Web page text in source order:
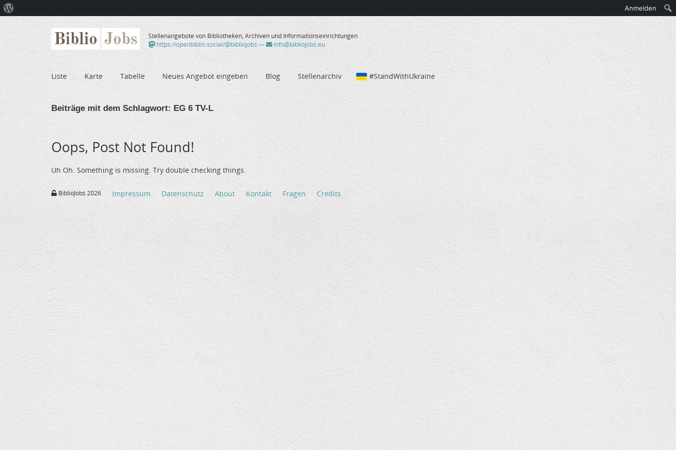
Biblio Jobs
Stellenangebote von Bibliotheken, Archiven und Informationseinrichtungen
https://openbiblio.social/@bibliojobs — info@bibliojobs.eu
Liste Karte Tabelle Neues Angebot eingeben Blog Stellenarchiv #StandWithUkraine
Beiträge mit dem Schlagwort: EG 6 TV-L
Oops, Post Not Found!
Uh Oh. Something is missing. Try double checking things.
BiblioJobs 2026 Impressum Datenschutz About Kontakt Fragen Credits
WordPress
Anmelden